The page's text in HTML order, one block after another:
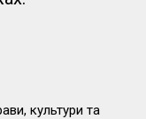
культури та